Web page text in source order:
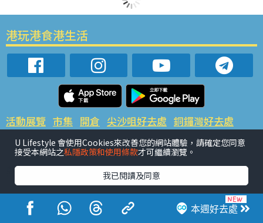
本週好去處
港玩港食港生活
活動展覽 市集 開倉 尖沙咀好去處 銅鑼灣好去處
元朗好去處
荃灣好去處 旺角好去處 社會
餐廳情報
戶外郊遊 社會福利
熱門類別
網民熱話 活動展覽 市集 開倉 尖沙咀好去處
銅鑼灣好去處 元朗好去處 荃灣好去處 旺角好去處
社會
餐廳情報
戶外郊遊
U Lifestyle 會使用Cookies來改善您的網站體驗，請確定您同意
接受本網站之私隱政策和使用條款才可繼續瀏覽。
我已閱讀及同意